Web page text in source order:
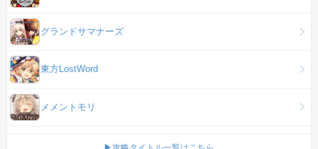
グランドサマナーズ
東方LostWord
メメントモリ